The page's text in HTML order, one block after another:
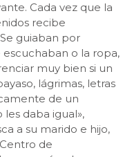
Cada vez que la
recibe
guiaban por
o la ropa,
muy bien si un
lágrimas, letras
de un
daba igual»,
a su marido e hijo,
de